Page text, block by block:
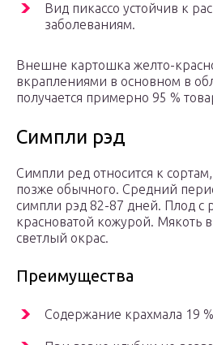
Вид пикассо устойчив к
заболеваниям.
Внешне картошка желто-
вкраплениями в основном в
получается примерно 95 %
Симпли рэд
Симпли ред относится к
позже обычного. Средний
симпли рэд 82-87 дней. Плод с
красноватой кожурой. Мякоть
светлый окрас.
Преимущества
Содержание крахмала 19